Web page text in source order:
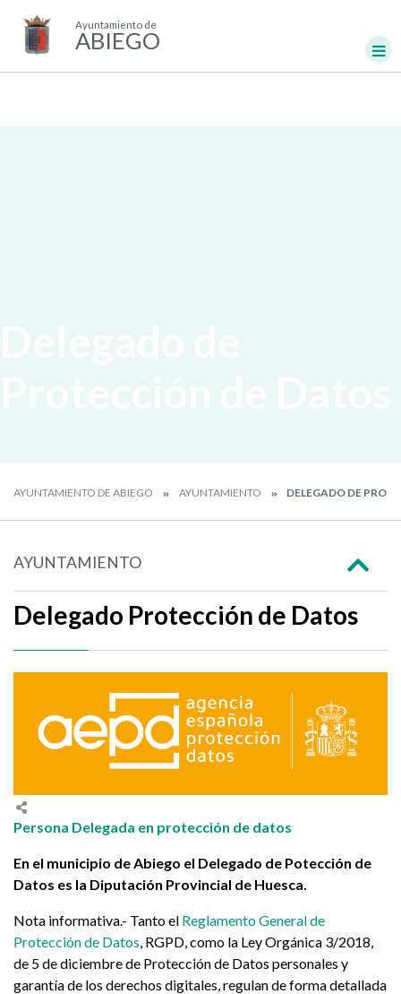
Ayuntamiento de
ABIEGO
AYUNTAMIENTO DE ABIEGO AYUNTAMIENTO DELEGADO DE
AYUNTAMIENTO
Delegado Protección de Datos
Persona Delegada en protección de datos
En el municipio de Abiego el Delegado de Potección de
Datos es la Diputación Provincial de Huesca.
Nota informativa.- Tanto el Reglamento General de
Protección de Datos , RGPD, como la Ley Orgánica 3/2018,
de 5 de diciembre de Protección de Datos personales y
garantía de los derechos digitales, regulan de forma detallada